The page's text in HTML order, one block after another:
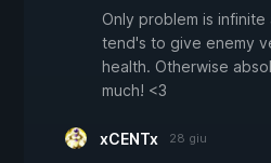
Only problem is
tend's to give enemy
health. Otherwise
much! <3
xCENTx 28 giu